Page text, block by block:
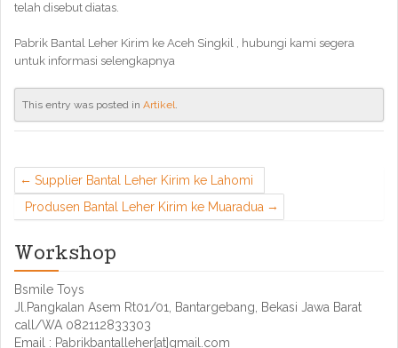
telah disebut diatas.
Pabrik Bantal Leher Kirim ke Aceh Singkil , hubungi kami segera
untuk informasi selengkapnya
This entry was posted in Artikel.
Supplier Bantal Leher Kirim ke Lahomi
Produsen Bantal Leher Kirim ke Muaradua
Workshop
Bsmile Toys
Jl.Pangkalan Asem Rt01/01, Bantargebang, Bekasi Jawa Barat
call/WA 082112833303
Email : Pabrikbantalleher[at]gmail.com